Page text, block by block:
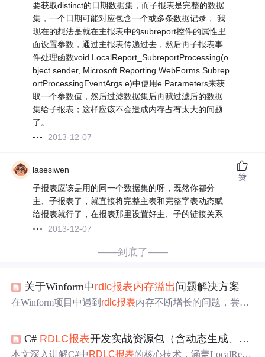
要获取distinct的日期数据集，而子报表是完整的数据
集，一个日期可能对应包含一个或多条数据记录， 我
现在的想法是就在主报表中的subreport控件的属性里
面设置参数，通过主报表传递过去，然后再子报表事
件处理函数void LocalReport_SubreportProcessing(o
bject sender, Microsoft.Reporting.WebForms.Subrep
ortProcessingEventArgs e)中使用e.Parameters来获
取一个参数值，然后过滤数据集后再赋过滤后的数据
集给子报表；这样应该不会造成内存占有太大的问题
了。
2013-12-07
lasesiwen
子报表应该是用的同一个数据集的呀，既然你都分
主、子报表了，就直接将完整主表和完整字表动态赋
给报表就行了，在报表那里设置好主、子的链接关系
2013-12-07
赞
——到底了——
关于Winform中rdlc报表内存溢出问题解决方案
在Winform项目中遇到 rdlc报表内存不断增长的问题，尝试
()释放AppDomain域成功解决内存溢出
。代码示例展示了如
何在报表初始化后释放资源。
C# RDLC报表开发实战资源包（含动态生成、 子
本文深入讲解C#中 RDLC报表的核心技术，涵盖LocalRepo